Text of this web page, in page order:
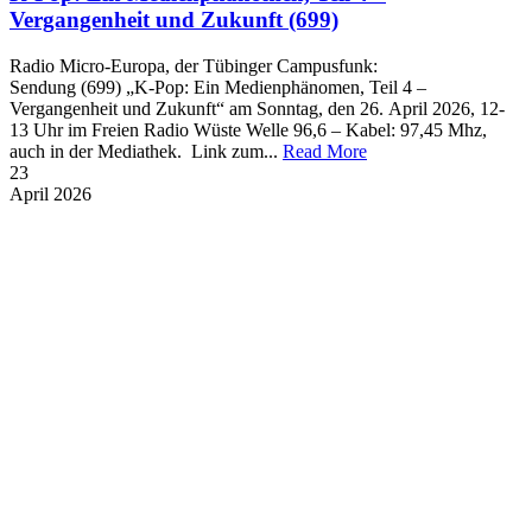
Vergangenheit und Zukunft (699)
Radio Micro-Europa, der Tübinger Campusfunk:
Sendung (699) „K-Pop: Ein Medienphänomen, Teil 4 –
Vergangenheit und Zukunft“ am Sonntag, den 26. April 2026, 12-
13 Uhr im Freien Radio Wüste Welle 96,6 – Kabel: 97,45 Mhz,
auch in der Mediathek. Link zum... Read More
23
April 2026